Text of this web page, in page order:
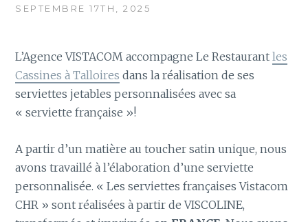
SEPTEMBRE 17TH, 2025
L’Agence VISTACOM accompagne Le Restaurantles
Cassines à Talloires dans la réalisation de ses
serviettes jetables personnalisées avec sa
« serviette française »!
A partir d’un matière au toucher satin unique, nous
avons travaillé à l’élaboration d’une serviette
personnalisée. « Les serviettes françaises Vistacom
CHR » sont réalisées à partir de VISCOLINE,